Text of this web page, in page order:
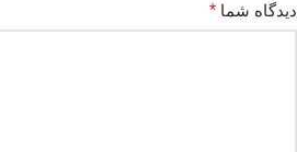
دیدگاه شما *